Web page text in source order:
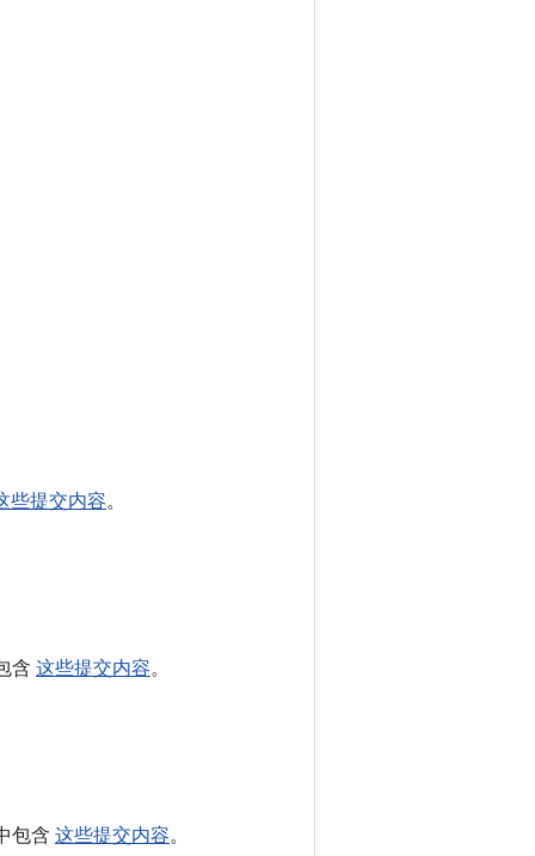
些提交内容。
含 这些提交内容。
包含 这些提交内容。